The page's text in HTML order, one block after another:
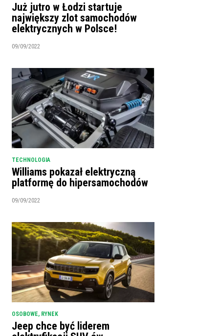
Już jutro w Łodzi startuje
największy zlot samochodów
elektrycznych w Polsce!
09/09/2022
TECHNOLOGIA
Williams pokazał elektryczną
platformę do hipersamochodów
09/09/2022
OSOBOWE, RYNEK
Jeep chce być liderem